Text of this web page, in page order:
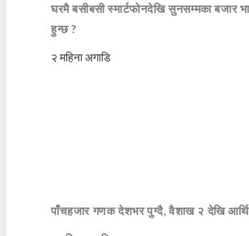
घरमै बसीबसी स्मार्टफोनदेखि सुनसम्मका बजार
हुन्छ ?
२ महिना अगाडि
पाँचहजार गणक देशभर पुग्दै, वैशाख २ देखि